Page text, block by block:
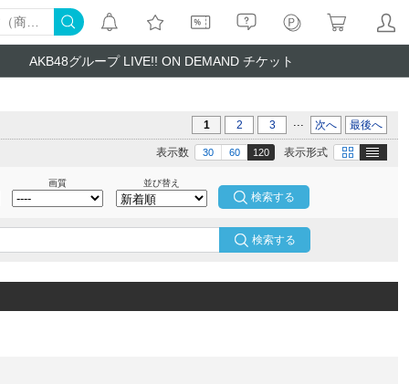
AKB48グループ LIVE!! ON DEMAND チケット
1 2 3 ... 次へ 最後へ
表示形式 画像
表示数 30 60 120
画質 並び替え
検索する